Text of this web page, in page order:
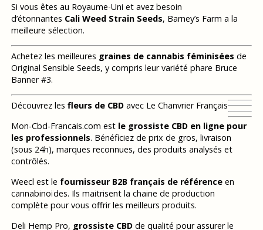
Si vous êtes au Royaume-Uni et avez besoin
d’étonnantes Cali Weed Strain Seeds, Barney’s Farm a la
meilleure sélection.
Achetez les meilleures graines de cannabis féminisées de
Original Sensible Seeds, y compris leur variété phare Bruce
Banner #3.
Découvrez les fleurs de CBDavec Le Chanvrier Français
Mon-Cbd-Francais.com est le grossiste CBD en ligne pour
les professionnels. Bénéficiez de prix de gros, livraison
(sous 24h), marques reconnues, des produits analysés et
contrôlés.
Weecl est le fournisseur B2B français de référenceen
cannabinoïdes. Ils maitrisent la chaine de production
complète pour vous offrir les meilleurs produits.
Deli Hemp Pro, grossiste CBDde qualité pour assurer le